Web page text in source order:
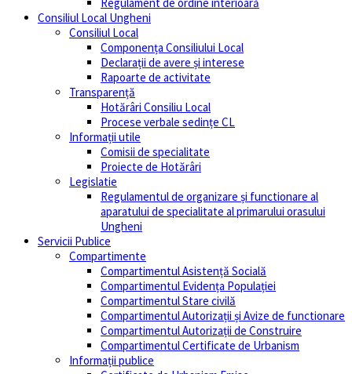
Consiliul Local Ungheni
Consiliul Local
Componența Consiliului Local
Declarații de avere și interese
Rapoarte de activitate
Transparență
Hotărâri Consiliu Local
Procese verbale sedințe CL
Informații utile
Comisii de specialitate
Proiecte de Hotărâri
Legislatie
Regulamentul de organizare și functionare al
aparatului de specialitate al primarului orasului
Ungheni
Servicii Publice
Compartimente
Compartimentul Asistență Socială
Compartimentul Evidența Populației
Compartimentul Stare civilă
Compartimentul Autorizații și Avize de functionare
Compartimentul Autorizații de Construire
Compartimentul Certificate de Urbanism
Informații publice